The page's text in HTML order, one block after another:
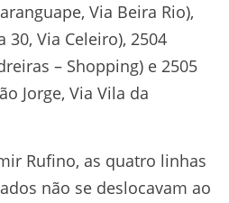
Via Beira Rio),
Via Celeiro), 2504
– Shopping) e 2505
Jorge, Via Vila da
Rufino, as quatro linhas
não se deslocavam ao